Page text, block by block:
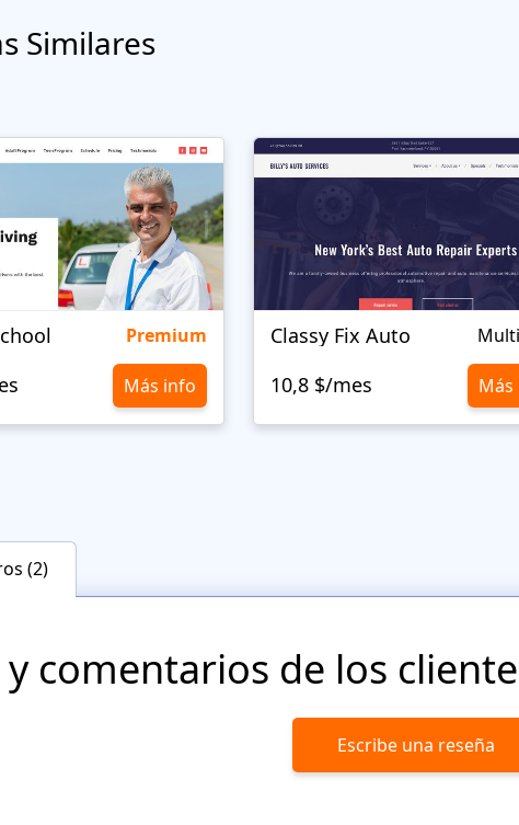
Similares
Premium
Más info
Classy Fix Auto
10,8 $/mes
(2)
comentarios de los
Escribe una reseña